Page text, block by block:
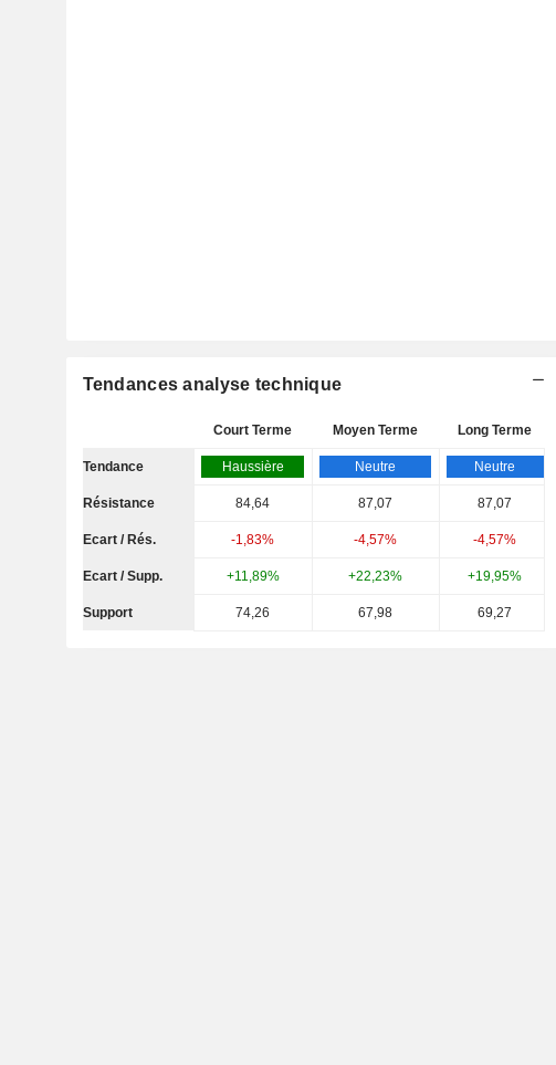
Tendances analyse technique
Court Terme Moyen Terme Long Terme
Tendance Haussière Neutre Neutre
Résistance 84,64 87,07 87,07
Ecart / Rés. -1,83% -4,57% -4,57%
Ecart / Supp. +11,89% +22,23% +19,95%
Support 74,26 67,98 69,27